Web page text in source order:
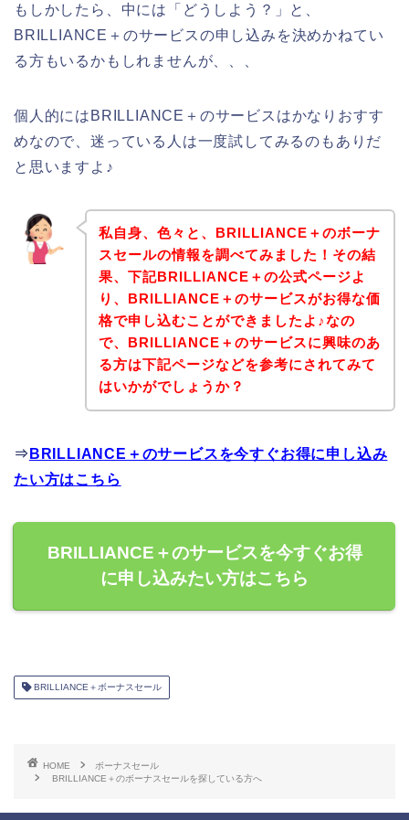
もしかしたら、中には「どうしよう？」と、
BRILLIANCE＋のサービスの申し込みを決めかねてい
る方もいるかもしれませんが、、、
個人的にはBRILLIANCE＋のサービスはかなりおすす
めなので、迷っている人は一度試してみるのもありだ
と思いますよ♪
私自身、色々と、BRILLIANCE＋のボーナ
スセールの情報を調べてみました！その結
果、下記BRILLIANCE＋の公式ページよ
り、BRILLIANCE＋のサービスがお得な価
格で申し込むことができましたよ♪なの
で、BRILLIANCE＋のサービスに興味のあ
る方は下記ページなどを参考にされてみて
はいかがでしょうか？
⇒ BRILLIANCE＋のサービスを今すぐお得に申し込み
たい方はこちら
BRILLIANCE＋のサービスを今すぐお得
に申し込みたい方はこちら
BRILLIANCE＋ボーナスセール
HOME
ボーナスセール
BRILLIANCE＋のボーナスセールを探している方へ